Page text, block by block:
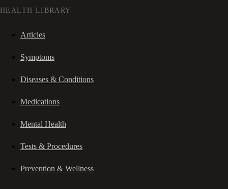
HEALTH LIBRARY
Articles
Symptoms
Diseases & Conditions
Medications
Mental Health
Tests & Procedures
Prevention & Wellness